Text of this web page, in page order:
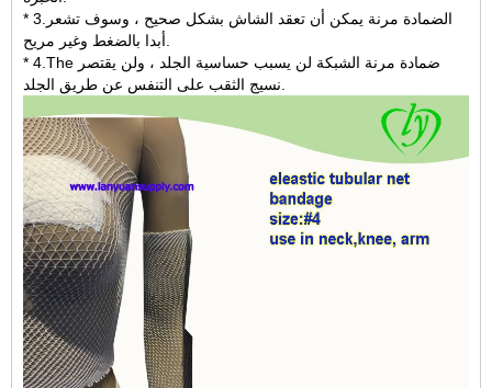
* 3.الضمادة مرنة يمكن أن تعقد الشاش بشكل صحيح ، وسوف تشعر
* 4.The
ضمادة مرنة الشبكة لن يسبب حساسية الجلد ، ولن يقتصر